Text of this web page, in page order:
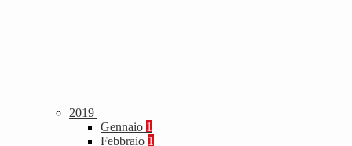
2019
Gennaio 1
Febbraio 1